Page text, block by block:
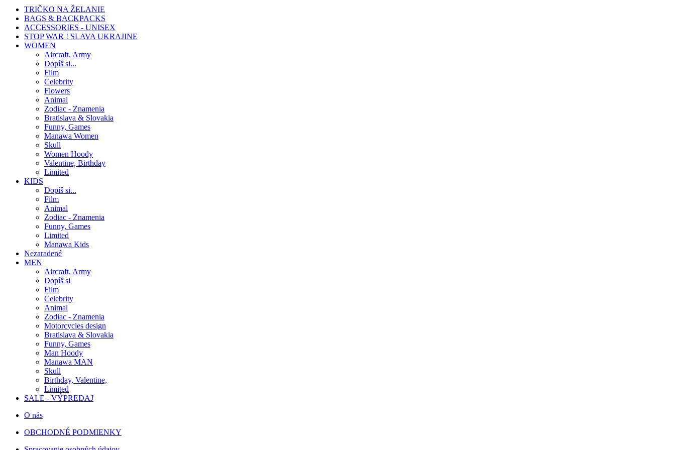
TRIČKO NA ŽELANIE
BAGS & BACKPACKS
ACCESSORIES - UNISEX
STOP WAR ! SLAVA UKRAJINE
WOMEN
Aircraft, Army
Dopíš si...
Film
Celebrity
Flowers
Animal
Zodiac - Znamenia
Bratislava & Slovakia
Funny, Games
Manawa Women
Skull
Women Hoody
Valentine, Birthday
Limited
KIDS
Dopíš si...
Film
Animal
Zodiac - Znamenia
Funny, Games
Limited
Manawa Kids
Nezaradené
MEN
Aircraft, Army
Dopíš si
Film
Celebrity
Animal
Zodiac - Znamenia
Motorcycles design
Bratislava & Slovakia
Funny, Games
Man Hoody
Manawa MAN
Skull
Birthday, Valentine,
Limited
SALE - VÝPREDAJ
O nás
OBCHODNÉ PODMIENKY